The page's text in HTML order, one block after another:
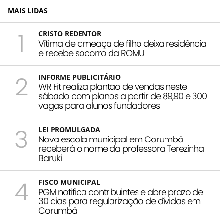
MAIS LIDAS
1 CRISTO REDENTOR
Vítima de ameaça de filho deixa residência
e recebe socorro da ROMU
2 INFORME PUBLICITÁRIO
WR Fit realiza plantão de vendas neste
sábado com planos a partir de 89,90 e 300
vagas para alunos fundadores
3 LEI PROMULGADA
Nova escola municipal em Corumbá
receberá o nome da professora Terezinha
Baruki
4 FISCO MUNICIPAL
PGM notifica contribuintes e abre prazo de
30 dias para regularização de dívidas em
Corumbá